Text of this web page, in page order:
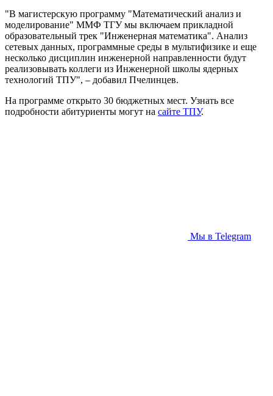
"В магистерскую программу "Математический анализ и
моделирование" ММФ ТГУ мы включаем прикладной
образовательный трек "Инженерная математика". Анализ
сетевых данных, программные среды в мультифизике и еще
несколько дисциплин инженерной направленности будут
реализовывать коллеги из Инженерной школы ядерных
технологий ТПУ", – добавил Пчелинцев.
На программе открыто 30 бюджетных мест. Узнать все
подробности абитуриенты могут на сайте ТПУ.
Мы в Telegram